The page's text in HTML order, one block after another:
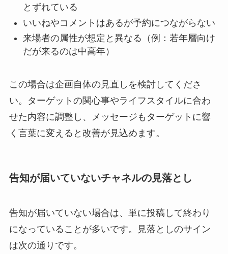
とずれている
いいねやコメントはあるが予約につながらない
来場者の属性が想定と異なる（例：若年層向け
だが来るのは中高年）
この場合は企画自体の見直しを検討してくださ
い。ターゲットの関心事やライフスタイルに合わ
せた内容に調整し、メッセージもターゲットに響
く言葉に変えると改善が見込めます。
告知が届いていないチャネルの見落とし
告知が届いていない場合は、単に投稿して終わり
になっていることが多いです。見落としのサイン
は次の通りです。